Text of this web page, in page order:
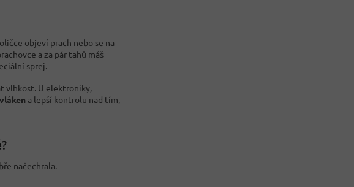
objeví prach nebo se na
a za pár tahů máš
sprej.
vlhkost. U elektroniky,
a lepší kontrolu nad tím,
načechrala.